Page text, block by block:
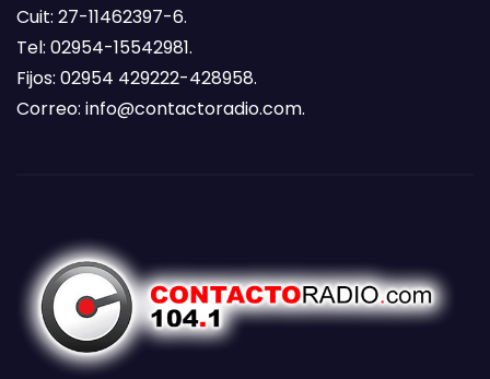
Cuit: 27-11462397-6.
Tel: 02954-15542981.
Fijos: 02954 429222-428958.
Correo: info@contactoradio.com.